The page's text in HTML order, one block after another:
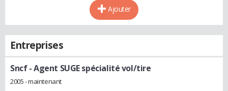
Ajouter
Entreprises
Sncf- Agent SUGE spécialité vol/tire
2005 - maintenant